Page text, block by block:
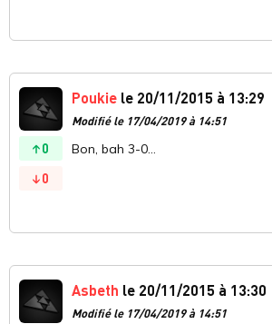
0
0
Poukie le 20/11/2015 à 13:29
Modifié le 17/04/2019 à 14:51
Bon, bah 3-0...
Asbeth le 20/11/2015 à 13:30
Modifié le 17/04/2019 à 14:51